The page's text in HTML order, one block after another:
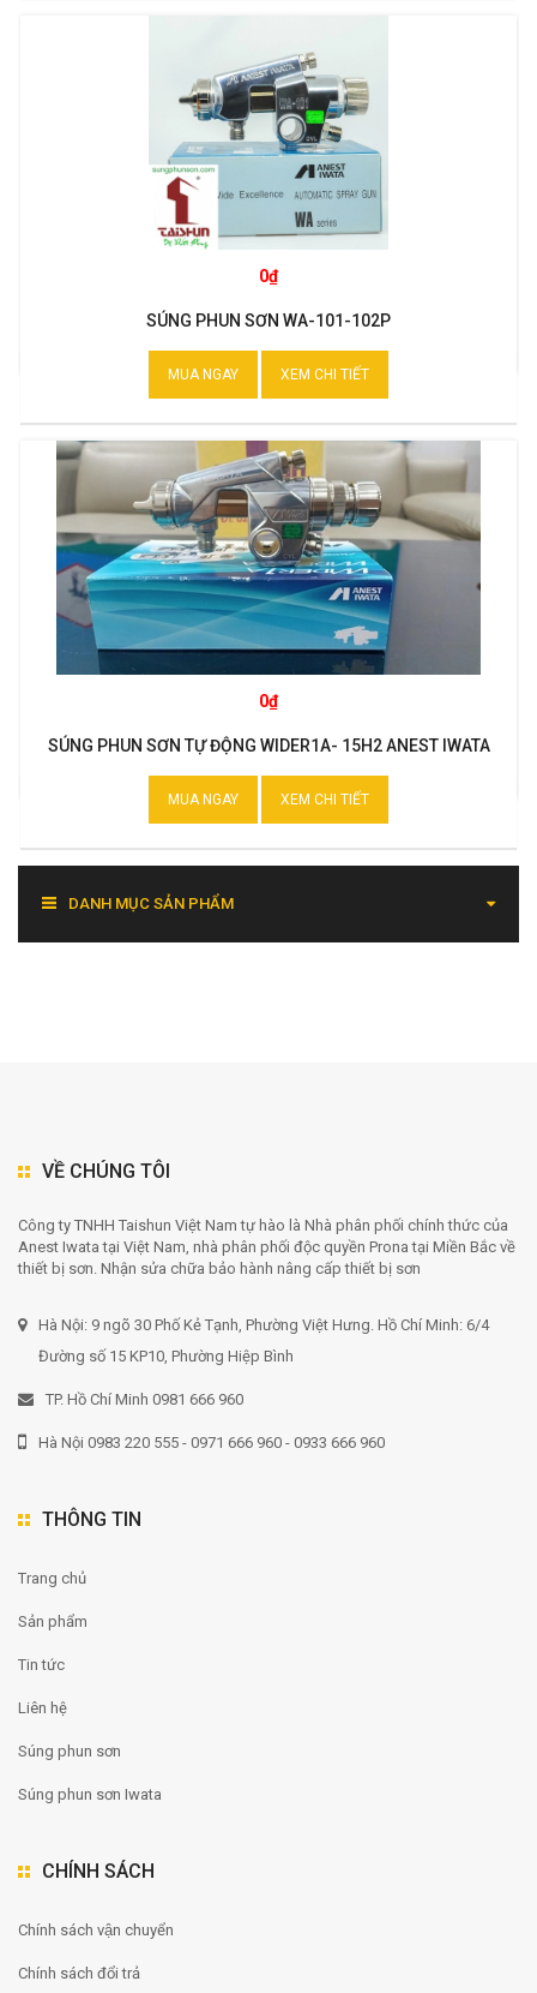
0₫
SÚNG PHUN SƠN WA-101-102P
MUA NGAY XEM CHI TIẾT
0₫
SÚNG PHUN SƠN TỰ ĐỘNG WIDER1A- 15H2 ANEST IWATA
MUA NGAY XEM CHI TIẾT
DANH MỤC SẢN PHẨM
VỀ CHÚNG TÔI
Công ty TNHH Taishun Việt Nam tự hào là Nhà phân phối chính thức của
Anest Iwata tại Việt Nam, nhà phân phối độc quyền Prona tại Miền Bắc về
thiết bị sơn. Nhận sửa chữa bảo hành nâng cấp thiết bị sơn
Hà Nội: 9 ngõ 30 Phố Kẻ Tạnh, Phường Việt Hưng. Hồ Chí Minh: 6/4
Đường số 15 KP10, Phường Hiệp Bình
TP. Hồ Chí Minh 0981 666 960
Hà Nội 0983 220 555 - 0971 666 960 - 0933 666 960
THÔNG TIN
Trang chủ
Sản phẩm
Tin tức
Liên hệ
Súng phun sơn
Súng phun sơn Iwata
CHÍNH SÁCH
Chính sách vận chuyển
Chính sách đổi trả